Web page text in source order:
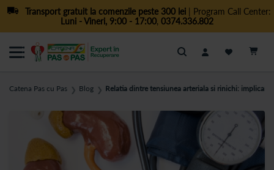
Transport gratuit la comenzile peste 300 lei| Program Call Center:
Luni - Vineri, 9:00 - 17:00, 0374.336.802
Cautare
Catena Pas cu Pas ❯ Blog ❯ Relatia dintre tensiunea arteriala si rinichi: implicari